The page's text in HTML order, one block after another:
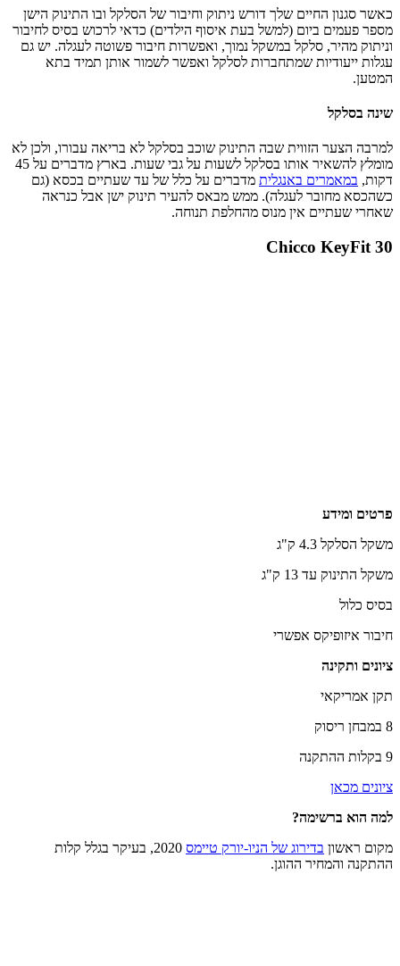
כאשר סגנון החיים שלך דורש ניתוק וחיבור של הסלקל ובו התינוק הישן
מספר פעמים ביום (למשל בעת איסוף הילדים) כדאי לרכוש בסיס לחיבור
וניתוק מהיר, סלקל במשקל נמוך, ואפשרות חיבור פשוטה לעגלה. יש גם
עגלות ייעודיות שמתחברות לסלקל ואפשר לשמור אותן תמיד בתא
המטען.
שינה בסלקל
למרבה הצער הזווית שבה התינוק שוכב בסלקל לא בריאה עבורו, ולכן לא
מומלץ להשאיר אותו בסלקל לשעות על גבי שעות. בארץ מדברים על 45
דקות, במאמרים באנגלית מדברים על כלל של עד שעתיים בכסא (גם
כשהכסא מחובר לעגלה). ממש מבאס להעיר תינוק ישן אבל כנראה
שאחרי שעתיים אין מנוס מהחלפת תנוחה.
Chicco KeyFit 30
פרטים ומידע
משקל הסלקל 4.3 ק"ג
משקל התינוק עד 13 ק"ג
בסיס כלול
חיבור איזופיקס אפשרי
ציונים ותקינה
תקן אמריקאי
8 במבחן ריסוק
9 בקלות ההתקנה
ציונים מכאן
למה הוא ברשימה?
מקום ראשון בדירוג של הניו-יורק טיימס
2020, בעיקר בגלל קלות
ההתקנה והמחיר ההוגן.